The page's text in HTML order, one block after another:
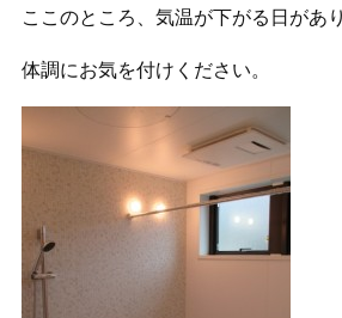
ここのところ、気温が下がる日があ
体調にお気を付けください。